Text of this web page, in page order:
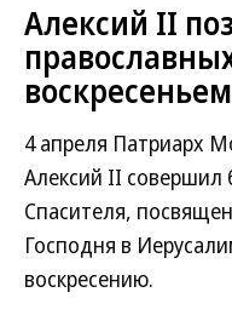
Алексий II
воскресеньем
4 апреля Патриарх
Алексий II совершил
Спасителя,
Господня в
воскресению.